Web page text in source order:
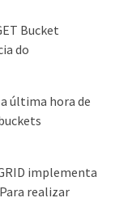
Bucket
do
última hora de
implementa
realizar